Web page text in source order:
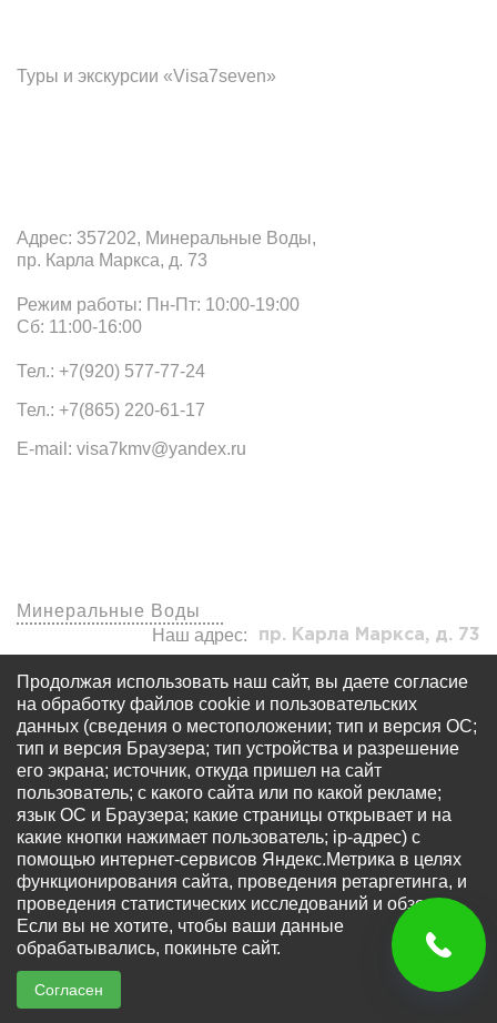
Адрес: 357202, Минеральные Воды,
пр. Карла Маркса, д. 73
Режим работы: Пн-Пт: 10:00-19:00
Сб: 11:00-16:00
Тел.: +7(920) 577-77-24
Тел.: +7(865) 220-61-17
E-mail: visa7kmv@yandex.ru
Туры и экскурсии «Visa7seven»
Минеральные Воды
Наш адрес:
пр. Карла Маркса, д. 73
visa7kmv@yandex.ru
+7 (920) 577-77-24
© Все права защищены - OOO «Многопрофильный
визовый центр «Виза 7» Запрещается использование
любых материалов сайта без письменного разрешения
правообладателя. Информация на сайте не является
публичной офертой, определяемой положениями ст.
437 ГК РФ.
Продолжая использовать наш сайт, вы даете согласие
на обработку файлов cookie и пользовательских
данных (сведения о местоположении; тип и версия ОС;
тип и версия Браузера; тип устройства и разрешение
его экрана; источник, откуда пришел на сайт
пользователь; с какого сайта или по какой рекламе;
язык ОС и Браузера; какие страницы открывает и на
какие кнопки нажимает пользователь; ip-адрес) с
помощью интернет-сервисов Яндекс.Метрика в целях
функционирования сайта, проведения ретаргетинга, и
проведения статистических исследований и обзоров.
Если вы не хотите, чтобы ваши данные
обрабатывались, покиньте сайт.
Согласен
Написать